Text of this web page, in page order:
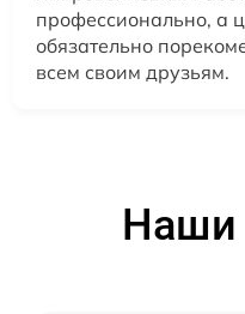
профессионально, а
обязательно
всем своим друзьям.
Наши